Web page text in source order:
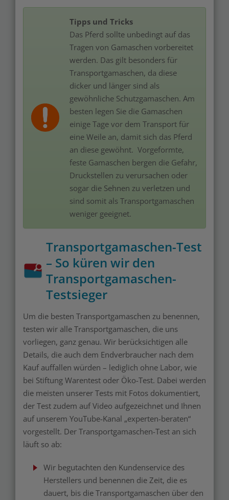
Tipps und Tricks
Das Pferd sollte unbedingt auf das
Tragen von Gamaschen vorbereitet
werden. Das gilt besonders für
Transportgamaschen, da diese
dicker und länger sind als
gewöhnliche Schutzgamaschen. Am
besten legen Sie die Gamaschen
einige Tage vor dem Transport für
eine Weile an, damit sich das Pferd
an diese gewöhnt. Vorgeformte,
feste Gamaschen bergen die Gefahr,
Druckstellen zu verursachen oder
sogar die Sehnen zu verletzen und
sind somit als Transportgamaschen
weniger geeignet.
Transportgamaschen-Test
– So küren wir den
Transportgamaschen-
Testsieger
Um die besten Transportgamaschen zu benennen,
testen wir alle Transportgamaschen, die uns
vorliegen, ganz genau. Wir berücksichtigen alle
Details, die auch dem Endverbraucher nach dem
Kauf auffallen würden – lediglich ohne Labor, wie
bei Stiftung Warentest oder Öko-Test. Dabei werden
die meisten unserer Tests mit Fotos dokumentiert,
der Test zudem auf Video aufgezeichnet und Ihnen
auf unserem YouTube-Kanal „experten-beraten“
vorgestellt. Der Transportgamaschen-Test an sich
läuft so ab:
Wir begutachten den Kundenservice des
Herstellers und benennen die Zeit, die es
dauert, bis die Transportgamaschen über den